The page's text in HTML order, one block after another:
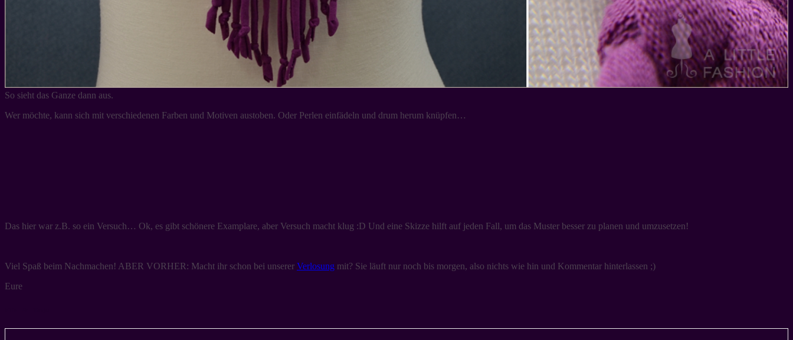
So sieht das Ganze dann aus.
Wer möchte, kann sich mit verschiedenen Farben und Motiven austoben. Oder Perlen einfädeln und drum herum knüpfen…
Das hier war z.B. so ein Versuch… Ok, es gibt schönere Examplare, aber Versuch macht klug :D Und eine Skizze hilft auf jeden Fall, um das Muster besser zu planen und umzusetzen!
Viel Spaß beim Nachmachen! ABER VORHER: Macht ihr schon bei unserer Verlosung mit? Sie läuft nur noch bis morgen, also nichts wie hin und Kommentar hinterlassen ;)
Eure